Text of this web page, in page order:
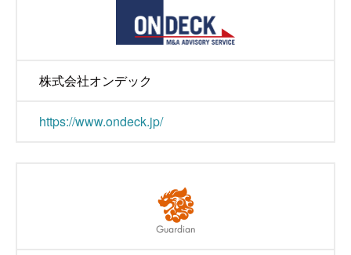
株式会社オンデック
https://www.ondeck.jp/